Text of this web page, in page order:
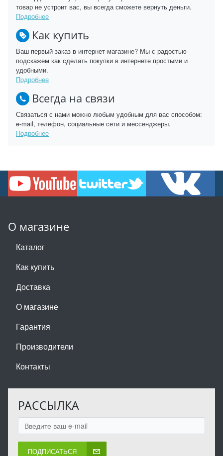
товар не устроит вас, вы всегда сможете вернуть деньги.
Подробнее
Как купить
Ваш первый заказ в интернет-магазине? Мы с радостью
подскажем как сделать покупки в интернете простыми и
удобными.
Подробнее
Всегда на связи
Связаться с нами можно любым удобным для вас способом:
e-mail, телефон, социальные сети и мессенджеры.
Подробнее
О магазине
Каталог
Как купить
Доставка
О магазине
Гарантия
Производители
Контакты
РАССЫЛКА
ПОДПИСАТЬСЯ